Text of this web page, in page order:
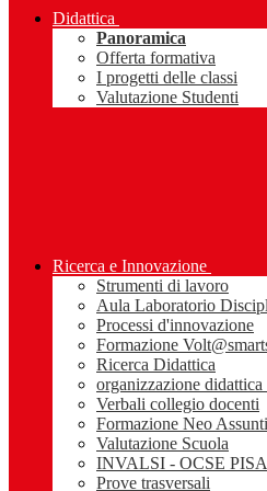
Didattica
Panoramica
Offerta formativa
I progetti delle classi
Valutazione Studenti
Ricerca e Innovazione
Strumenti di lavoro
Aula Laboratorio
Processi d'innovazione
Formazione
Ricerca Didattica
organizzazione
Verbali collegio docenti
Formazione Neo Assunti
Valutazione Scuola
INVALSI - OCSE PISA
Prove trasversali